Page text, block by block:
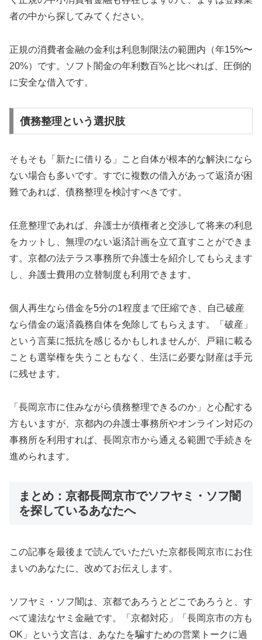
者の中から探してみてください。
正規の消費者金融の金利は利息制限法の範囲内（年15%〜
20%）です。ソフト闇金の年利数百%と比べれば、圧倒的
に安全な借入です。
債務整理という選択肢
そもそも「新たに借りる」こと自体が根本的な解決になら
ない場合も多いです。すでに複数の借入があって返済が困
難であれば、債務整理を検討すべきです。
任意整理であれば、弁護士が債権者と交渉して将来の利息
をカットし、無理のない返済計画を立て直すことができま
す。京都の法テラス事務所で弁護士を紹介してもらえます
し、弁護士費用の立替制度も利用できます。
個人再生なら借金を5分の1程度まで圧縮でき、自己破産
なら借金の返済義務自体を免除してもらえます。「破産」
という言葉に抵抗を感じるかもしれませんが、戸籍に載る
ことも選挙権を失うこともなく、生活に必要な財産は手元
に残せます。
「長岡京市に住みながら債務整理できるのか」と心配する
方もいますが、京都内の弁護士事務所やオンライン対応の
事務所を利用すれば、長岡京市から通える範囲で手続きを
進められます。
まとめ：京都長岡京市でソフヤミ・ソフ闇
を探しているあなたへ
この記事を最後まで読んでいただいた京都長岡京市にお住
まいのあなたに、改めてお伝えします。
ソフヤミ・ソフ闇は、京都であろうとどこであろうと、す
べて違法なヤミ金融です。「京都対応」「長岡京市の方も
OK」という文言は、あなたを騙すための営業トークに過